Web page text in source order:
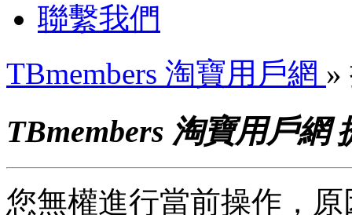
聯繫我們
TBmembers 淘寶用戶網 »
TBmembers 淘寶用戶網
您無權進行當前操作，